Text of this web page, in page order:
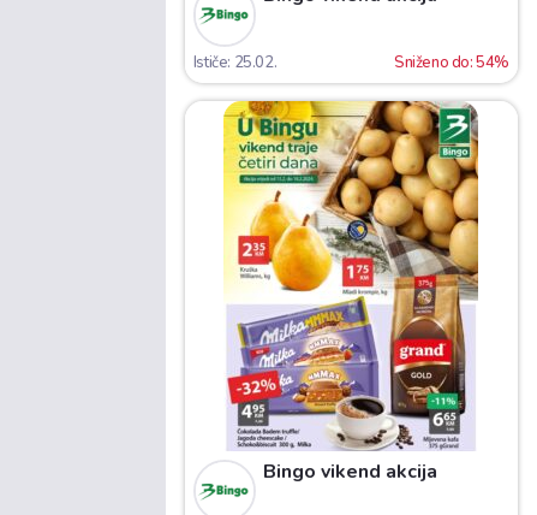
Ističe: 25.02. Sniženo do: 54%
Bingo vikend akcija